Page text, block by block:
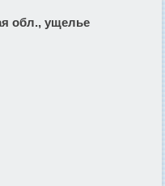
обл., ущелье